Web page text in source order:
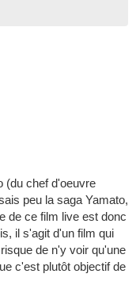
(du chef d'oeuvre
peu la saga Yamato,
de ce film live est donc
il s'agit d'un film qui
de n'y voir qu'une
c'est plutôt objectif de